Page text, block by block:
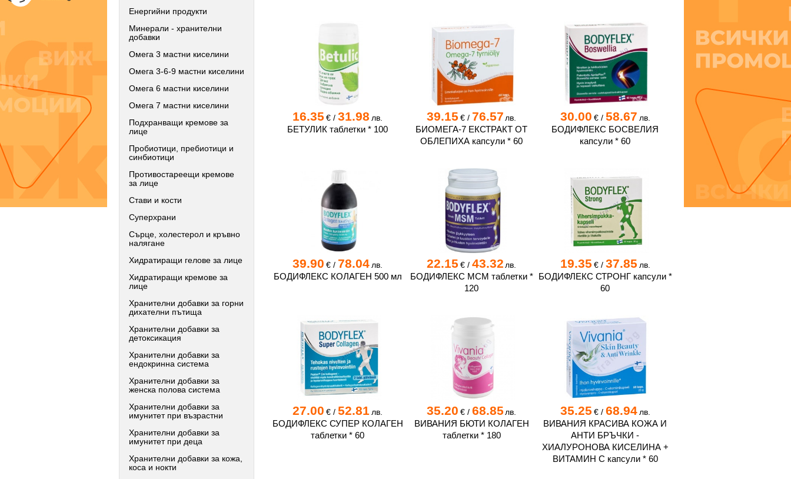
16.35 € /31.98 лв.
БЕТУЛИК таблетки * 100
39.15 €/ 76.57 лв.
БИОМЕГА-7 ЕКСТРАКТ ОТ
ОБЛЕПИХА капсули * 60
30.00 €/ 58.67 лв.
БОДИФЛЕКС БОСВЕЛИЯ
капсули * 60
39.90 € / 78.04 лв.
БОДИФЛЕКС КОЛАГЕН 500 мл
22.15 €/ 43.32 лв.
БОДИФЛЕКС МСМ таблетки *
120
19.35 €/ 37.85 лв.
БОДИФЛЕКС СТРОНГ капсули *
60
27.00 € /52.81 лв.
БОДИФЛЕКС СУПЕР КОЛАГЕН
таблетки * 60
35.20 €/ 68.85 лв.
ВИВАНИЯ БЮТИ КОЛАГЕН
таблетки * 180
35.25 €/ 68.94 лв.
ВИВАНИЯ КРАСИВА КОЖА И
АНТИ БРЪЧКИ -
ХИАЛУРОНОВА КИСЕЛИНА +
ВИТАМИН C капсули * 60
Енергийни продукти
Минерали - хранителни
добавки
Омега 3 мастни киселини
Омега 3-6-9 мастни киселини
Омега 6 мастни киселини
Омега 7 мастни киселини
Подхранващи кремове за
лице
Пробиотици, пребиотици и
синбиотици
Противостареещи кремове
за лице
Стави и кости
Суперхрани
Сърце, холестерол и кръвно
налягане
Хидратиращи гелове за лице
Хидратиращи кремове за
лице
Хранителни добавки за горни
дихателни пътища
Хранителни добавки за
детоксикация
Хранителни добавки за
ендокринна система
Хранителни добавки за
женска полова система
Хранителни добавки за
имунитет при възрастни
Хранителни добавки за
имунитет при деца
Хранителни добавки за кожа,
коса и нокти